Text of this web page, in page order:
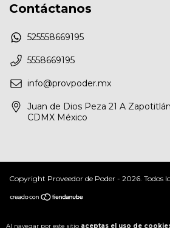
Al navegar por este sitio aceptas el uso de
Contáctanos
525558669195
5558669195
info@provpoder.mx
Juan de Dios Peza 21 A
CDMX México
Copyright Proveedor de Poder - 2026. Todos